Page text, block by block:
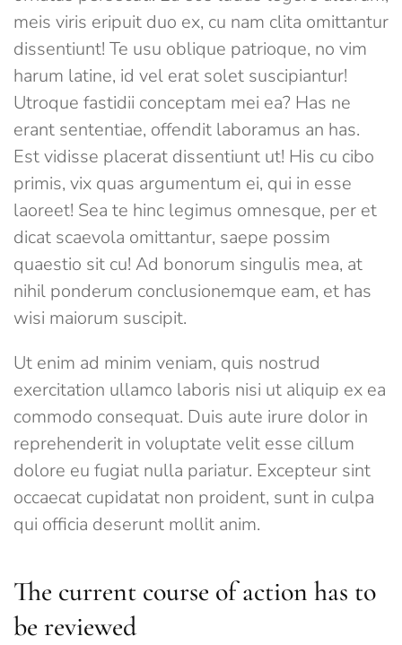
meis viris eripuit duo ex, cu nam clita omittantur
dissentiunt! Te usu oblique patrioque, no vim
harum latine, id vel erat solet suscipiantur!
Utroque fastidii conceptam mei ea? Has ne
erant sententiae, offendit laboramus an has.
Est vidisse placerat dissentiunt ut! His cu cibo
primis, vix quas argumentum ei, qui in esse
laoreet! Sea te hinc legimus omnesque, per et
dicat scaevola omittantur, saepe possim
quaestio sit cu! Ad bonorum singulis mea, at
nihil ponderum conclusionemque eam, et has
wisi maiorum suscipit.
Ut enim ad minim veniam, quis nostrud
exercitation ullamco laboris nisi ut aliquip ex ea
commodo consequat. Duis aute irure dolor in
reprehenderit in voluptate velit esse cillum
dolore eu fugiat nulla pariatur. Excepteur sint
occaecat cupidatat non proident, sunt in culpa
qui officia deserunt mollit anim.
The current course of action has to
be reviewed